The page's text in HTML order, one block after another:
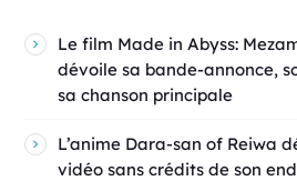
Le film Made in Abyss:
dévoile sa bande-annonce,
sa chanson principale
L’anime Dara-san of Reiwa
vidéo sans crédits de son